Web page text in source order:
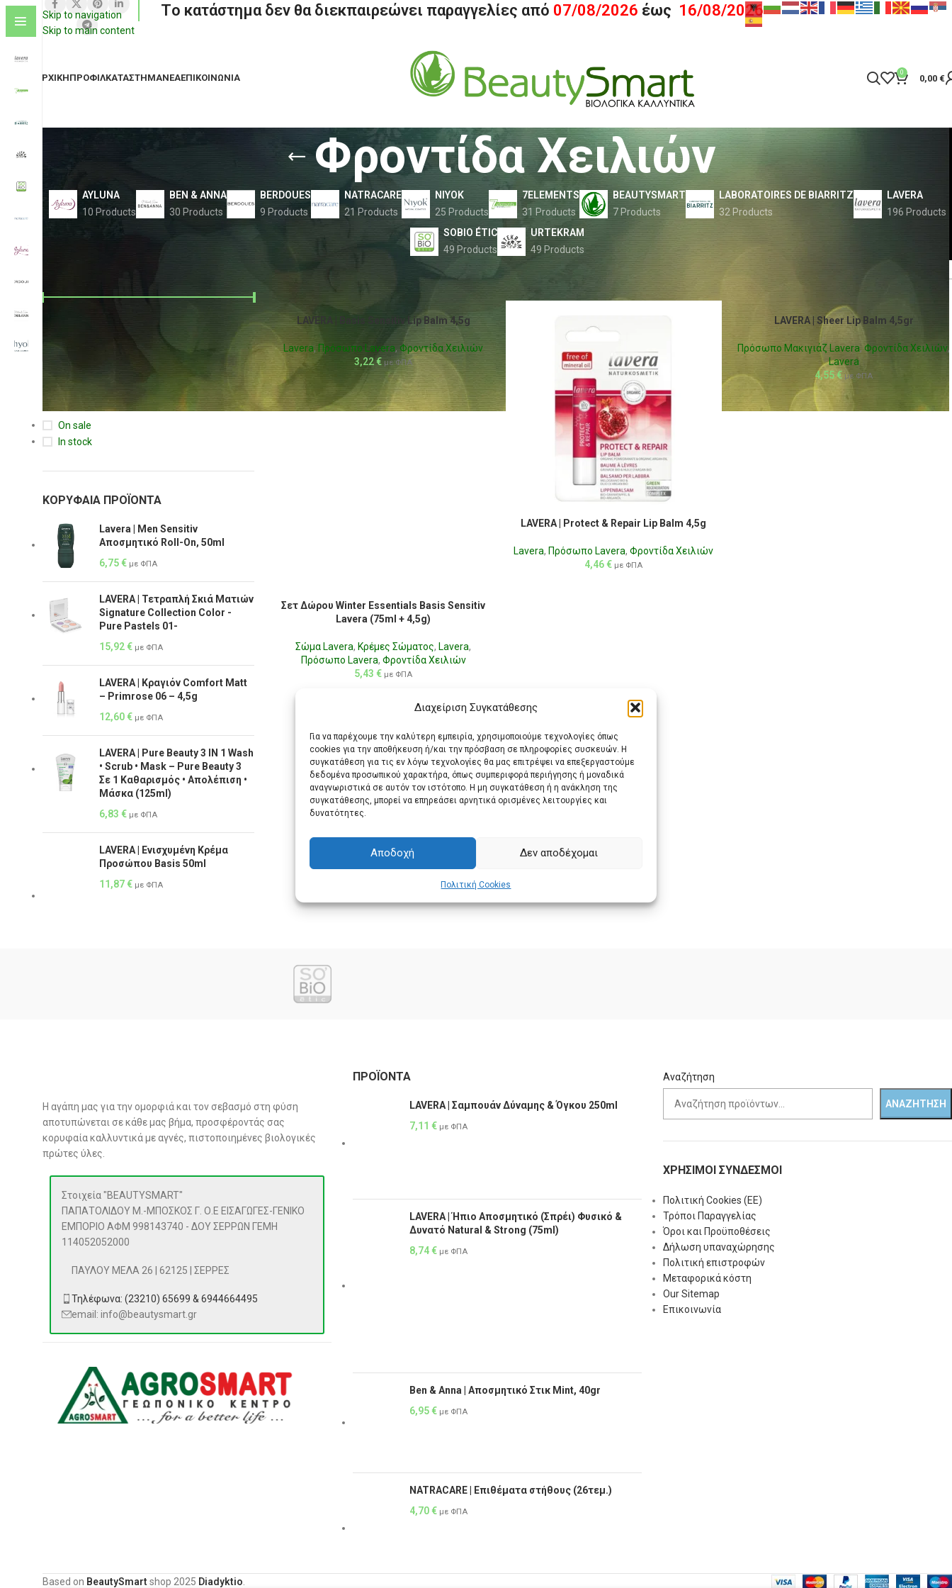
Διαχείριση Συγκατάθεσης
Για να παρέχουμε την καλύτερη εμπειρία, χρησιμοποιούμε τεχνολογίες όπως
cookies για την αποθήκευση ή/και την πρόσβαση σε πληροφορίες συσκευών. Η
συγκατάθεση για τις εν λόγω τεχνολογίες θα μας επιτρέψει να επεξεργαστούμε
δεδομένα προσωπικού χαρακτήρα, όπως συμπεριφορά περιήγησης ή μοναδικά
αναγνωριστικά σε αυτόν τον ιστότοπο. Η μη συγκατάθεση ή η ανάκληση της
συγκατάθεσης, μπορεί να επηρεάσει αρνητικά ορισμένες λειτουργίες και
δυνατότητες.
Αποδοχή Δεν αποδέχομαι
Πολιτική Cookies
Skip to navigation
Skip to main content
Tο κατάστημα δεν θα διεκπαιρεώνει παραγγελίες από 07/08/2026 έως 16/08/2026
ΑΡΧΙΚΉΠΡΟΦΊΛΚΑΤΆΣΤΗΜΑΝΈΑΕΠΙΚΟΙΝΩΝΊΑ 0
0,00 €
Φροντίδα Χειλιών
AYLUNA
10 Products
BEN & ANNA
30 Products
BERDOUES
9 Products
NATRACARE
21 Products
NIYOK
25 Products
7ELEMENTS
31 Products
BEAUTYSMART
7 Products
LABORATOIRES DE BIARRITZ
32 Products
LAVERA
196 Products
SOBIO ÉTIC
49 Products
URTEKRAM
49 Products
ΚΑΤΆΣΤΑΣΗ ΑΠΟΘΈΜΑΤΟΣ
On sale
In stock
ΚΟΡΥΦΑΊΑ ΠΡΟΪΌΝΤΑ
Lavera | Men Sensitiv
Αποσμητικό Roll-On, 50ml
6,75€ με ΦΠΑ
LAVERA | Τετραπλή Σκιά Ματιών
Signature Collection Color -
Pure Pastels 01-
15,92€ με ΦΠΑ
LAVERA | Κραγιόν Comfort Matt
– Primrose 06 – 4,5g
12,60€ με ΦΠΑ
LAVERA | Pure Beauty 3 IN 1 Wash
• Scrub • Mask – Pure Beauty 3
Σε 1 Καθαρισμός • Απολέπιση •
Μάσκα (125ml)
6,83 € με ΦΠΑ
LAVERA | Ενισχυμένη Κρέμα
Προσώπου Basis 50ml
11,87€ με ΦΠΑ
Αρχική σελίδα Πρόσωπο Lavera Φροντίδα Χειλιών
LAVERA | Basis Sensitiv Lip Balm 4,5g
Lavera, Πρόσωπο Lavera, Φροντίδα Χειλιών
3,22€ με ΦΠΑ
LAVERA | Protect & Repair Lip Balm 4,5g
Lavera, Πρόσωπο Lavera,Φροντίδα Χειλιών
4,46€ με ΦΠΑ
LAVERA | Sheer Lip Balm 4,5gr
Πρόσωπο Μακιγιάζ Lavera,Φροντίδα Χειλιών,
Lavera
4,55€ με ΦΠΑ
Σετ Δώρου Winter Essentials Basis Sensitiv
Lavera (75ml + 4,5g)
Σώμα Lavera, Κρέμες Σώματος, Lavera,
Πρόσωπο Lavera, Φροντίδα Χειλιών
5,43€ με ΦΠΑ
Η αγάπη μας για την ομορφιά και τον σεβασμό στη φύση
αποτυπώνεται σε κάθε μας βήμα, προσφέροντάς σας
κορυφαία καλλυντικά με αγνές, πιστοποιημένες βιολογικές
πρώτες ύλες.
Στοιχεία "BEAUTYSMART"
ΠΑΠΑΤΟΛΙΔΟΥ Μ.-ΜΠΟΣΚΟΣ Γ. Ο.Ε ΕΙΣΑΓΩΓΕΣ-ΓΕΝΙΚΟ
ΕΜΠΟΡΙΟ ΑΦΜ 998143740 - ΔΟΥ ΣΕΡΡΩΝ ΓΕΜΗ
114052052000
ΠΑΥΛΟΥ ΜΕΛΑ 26 | 62125 | ΣΕΡΡΕΣ
Τηλέφωνα: (23210) 65699 & 6944664495
email: info@beautysmart.gr
ΠΡΟΪΌΝΤΑ
LAVERA | Σαμπουάν Δύναμης & Όγκου 250ml
7,11 € με ΦΠΑ
LAVERA | Ήπιο Αποσμητικό (Σπρέι) Φυσικό &
Δυνατό Natural & Strong (75ml)
8,74€ με ΦΠΑ
Ben & Anna | Αποσμητικό Στικ Mint, 40gr
6,95€ με ΦΠΑ
NATRACARE | Επιθέματα στήθους (26τεμ.)
4,70€ με ΦΠΑ
Αναζήτηση
ΑΝΑΖΉΤΗΣΗ
ΧΡΗΣΙΜΟΙ ΣΥΝΔΕΣΜΟΙ
Πολιτική Cookies (ΕΕ)
Τρόποι Παραγγελίας
Όροι και Προϋποθέσεις
Δήλωση υπαναχώρησης
Πολιτική επιστροφών
Μεταφορικά κόστη
Our Sitemap
Επικοινωνία
Based on BeautySmart shop 2025 Diadyktio